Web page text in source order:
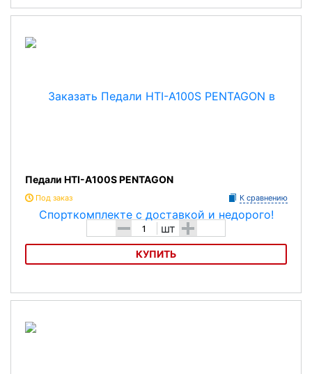
Педали HTI-300 контактные
Педали HTI-A100S PENTAGON
Под заказ К сравнению
- шт +
КУПИТЬ
Педали HTI-A100S PENTAGON